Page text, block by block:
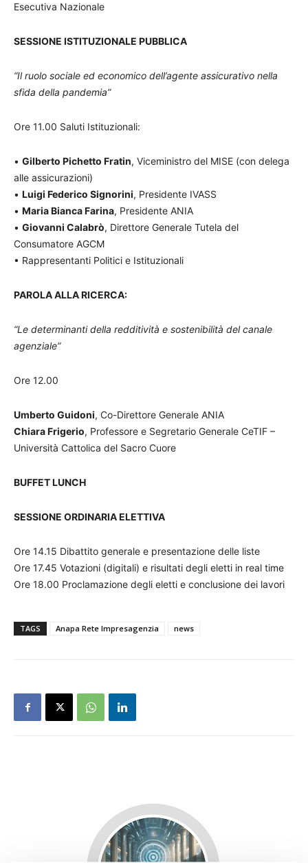
Esecutiva Nazionale
SESSIONE ISTITUZIONALE PUBBLICA
“Il ruolo sociale ed economico dell’agente assicurativo nella
sfida della pandemia”
Ore 11.00 Saluti Istituzionali:
• Gilberto Pichetto Fratin, Viceministro del MISE (con delega
alle assicurazioni)
• Luigi Federico Signorini, Presidente IVASS
• Maria Bianca Farina, Presidente ANIA
• Giovanni Calabrò, Direttore Generale Tutela del
Consumatore AGCM
• Rappresentanti Politici e Istituzionali
PAROLA ALLA RICERCA:
“Le determinanti della redditività e sostenibilità del canale
agenziale”
Ore 12.00
Umberto Guidoni, Co-Direttore Generale ANIA
Chiara Frigerio, Professore e Segretario Generale CeTIF –
Università Cattolica del Sacro Cuore
BUFFET LUNCH
SESSIONE ORDINARIA ELETTIVA
Ore 14.15 Dibattito generale e presentazione delle liste
Ore 17.45 Votazioni (digitali) e risultati degli eletti in real time
Ore 18.00 Proclamazione degli eletti e conclusione dei lavori
TAGS Anapa Rete Impresagenzia news